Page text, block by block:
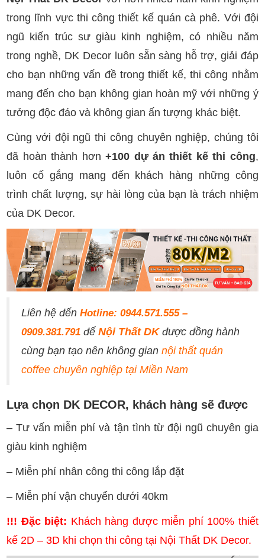
trong lĩnh vực thi công thiết kế quán cà phê. Với đội
ngũ kiến trúc sư giàu kinh nghiệm, có nhiều năm
trong nghề, DK Decor luôn sẵn sàng hỗ trợ, giải đáp
cho bạn những vấn đề trong thiết kế, thi công nhằm
mang đến cho bạn không gian hoàn mỹ với những ý
tưởng độc đáo và không gian ấn tượng khác biệt.
Cùng với đội ngũ thi công chuyên nghiệp, chúng tôi
đã hoàn thành hơn+100 dự án thiết kế thi công,
luôn cố gắng mang đến khách hàng những công
trình chất lượng, sự hài lòng của bạn là trách nhiệm
của DK Decor.
Liên hệ đếnHotline: 0944.571.555 –
0909.381.791 đểNội Thất DKđược đồng hành
cùng bạn tạo nên không giannội thất quán
coffee chuyên nghiệp tại Miền Nam
Lựa chọn DK DECOR, khách hàng sẽ được
– Tư vấn miễn phí và tận tình từ đội ngũ chuyên gia
giàu kinh nghiệm
– Miễn phí nhân công thi công lắp đặt
– Miễn phí vận chuyển dưới 40km
!!! Đặc biệt: Khách hàng được miễn phí 100% thiết
kế 2D – 3D khi chọn thi công tại Nội Thất DK Decor.